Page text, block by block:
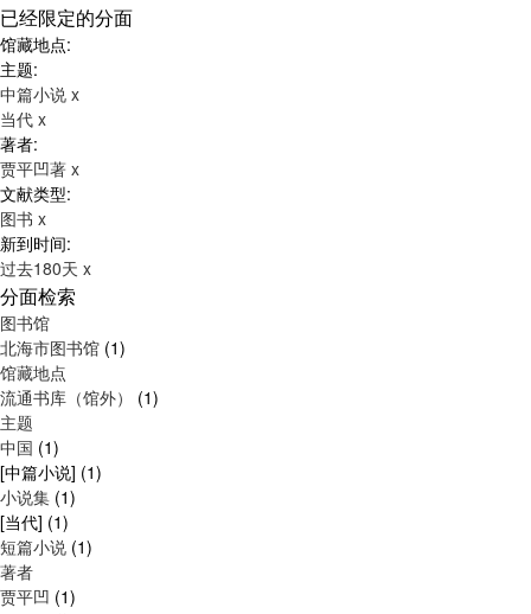
已经限定的分面
馆藏地点:
主题:
中篇小说 x
当代 x
著者:
贾平凹著 x
文献类型:
图书 x
新到时间:
过去180天 x
分面检索
图书馆
北海市图书馆 (1)
馆藏地点
流通书库（馆外） (1)
主题
中国 (1)
[中篇小说] (1)
小说集 (1)
[当代] (1)
短篇小说 (1)
著者
贾平凹 (1)